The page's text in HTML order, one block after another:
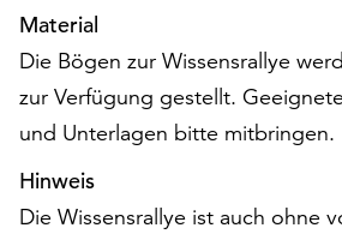
Möchten
Sie
verwendeten
Cookies
anpassen,
erreichen
Sie
Material
Die Bögen zur Wissensrallye
zur Verfügung gestellt.
und Unterlagen bitte mitbringen.
Hinweis
Die Wissensrallye ist auch ohne